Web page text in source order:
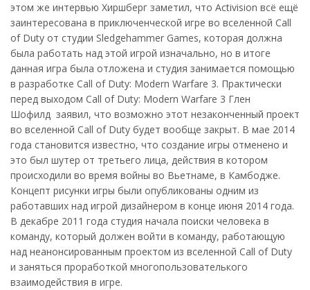
этом же интервью Хиршберг заметил, что Activision всё ещё
заинтересована в приключенческой игре во вселенной Call
of Duty от студии Sledgehammer Games, которая должна
была работать над этой игрой изначально, но в итоге
данная игра была отложена и студия занимается помощью
в разработке Call of Duty: Modern Warfare 3. Практически
перед выходом Call of Duty: Modern Warfare 3 Глен
Шофилд заявил, что возможно этот незаконченный проект
во вселенной Call of Duty будет вообще закрыт. В мае 2014
года становится известно, что создание игры отменено и
это был шутер от третьего лица, действия в котором
происходили во время войны во Вьетнаме, в Камбодже.
Концепт рисунки игры были опубликованы одним из
работавших над игрой дизайнером в конце июня 2014 года.
В декабре 2011 года студия начала поиски человека в
команду, который должен войти в команду, работающую
над неанонсированным проектом из вселенной Call of Duty
и заняться проработкой многопользователького
взаимодействия в игре.